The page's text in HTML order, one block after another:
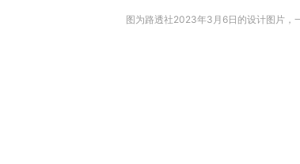
图为路透社2023年3月6日的设计图片，